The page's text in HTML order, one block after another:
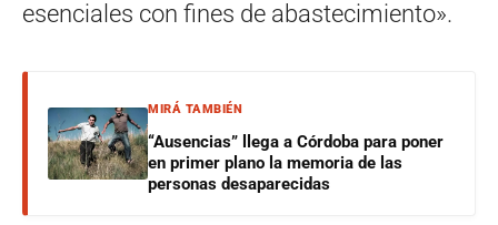
esenciales con fines de abastecimiento».
MIRÁ TAMBIÉN
“Ausencias” llega a Córdoba para poner
en primer plano la memoria de las
personas desaparecidas